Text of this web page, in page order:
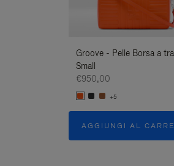
Groove - Pelle Borsa a
Small
€950,00
+5
AGGIUNGI AL